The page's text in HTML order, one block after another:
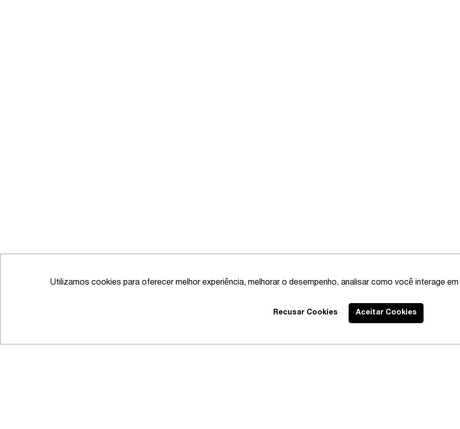
Utilizamos cookies para oferecer melhor experiência, melhorar o desempenho, analisar como você interage
Recusar Cookies Aceitar Cookies